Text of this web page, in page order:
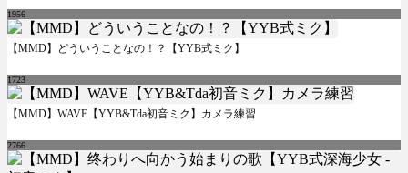
1956
【MMD】どういうことなの！？【YYB式ミク】
1723
【MMD】WAVE【YYB&Tda初音ミク】カメラ練習
2766